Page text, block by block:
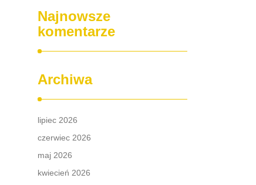
Najnowsze
komentarze
Archiwa
lipiec 2026
czerwiec 2026
maj 2026
kwiecień 2026